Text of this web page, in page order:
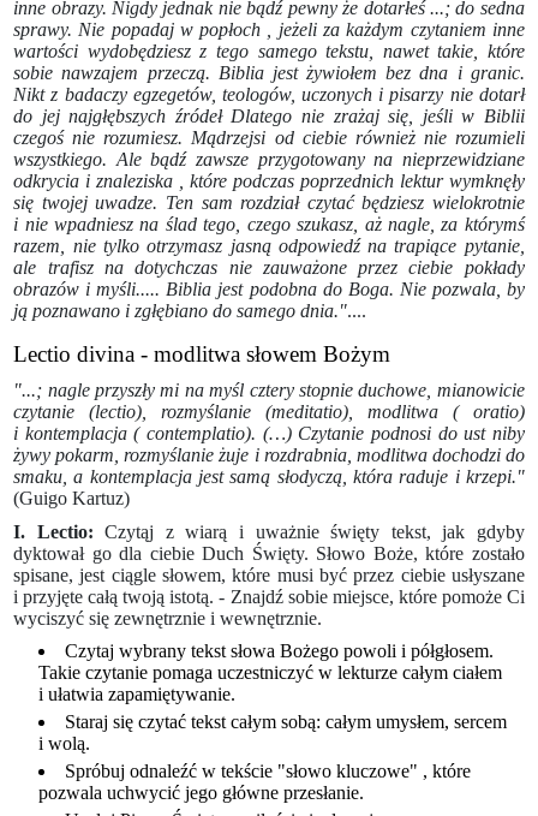
inne obrazy. Nigdy jednak nie bądź pewny że dotarłeś ...; do sedna
sprawy. Nie popadaj w popłoch , jeżeli za każdym czytaniem inne
wartości wydobędziesz z tego samego tekstu, nawet takie, które
sobie nawzajem przeczą. Biblia jest żywiołem bez dna i granic.
Nikt z badaczy egzegetów, teologów, uczonych i pisarzy nie dotarł
do jej najgłębszych źródeł Dlatego nie zrażaj się, jeśli w Biblii
czegoś nie rozumiesz. Mądrzejsi od ciebie również nie rozumieli
wszystkiego. Ale bądź zawsze przygotowany na nieprzewidziane
odkrycia i znaleziska , które podczas poprzednich lektur wymknęły
się twojej uwadze. Ten sam rozdział czytać będziesz wielokrotnie
i nie wpadniesz na ślad tego, czego szukasz, aż nagle, za którymś
razem, nie tylko otrzymasz jasną odpowiedź na trapiące pytanie,
ale trafisz na dotychczas nie zauważone przez ciebie pokłady
obrazów i myśli..... Biblia jest podobna do Boga. Nie pozwala, by
ją poznawano i zgłębiano do samego dnia."....
Lectio divina - modlitwa słowem Bożym
"...; nagle przyszły mi na myśl cztery stopnie duchowe, mianowicie
czytanie (lectio), rozmyślanie (meditatio), modlitwa ( oratio)
i kontemplacja ( contemplatio). (…) Czytanie podnosi do ust niby
żywy pokarm, rozmyślanie żuje i rozdrabnia, modlitwa dochodzi do
smaku, a kontemplacja jest samą słodyczą, która raduje i krzepi."
(Guigo Kartuz)
I. Lectio: Czytąj z wiarą i uważnie święty tekst, jak gdyby
dyktował go dla ciebie Duch Święty. Słowo Boże, które zostało
spisane, jest ciągle słowem, które musi być przez ciebie usłyszane
i przyjęte całą twoją istotą. - Znajdź sobie miejsce, które pomoże Ci
wyciszyć się zewnętrznie i wewnętrznie.
Czytaj wybrany tekst słowa Bożego powoli i półgłosem.
Takie czytanie pomaga uczestniczyć w lekturze całym ciałem
i ułatwia zapamiętywanie.
Staraj się czytać tekst całym sobą: całym umysłem, sercem
i wolą.
Spróbuj odnaleźć w tekście "słowo kluczowe" , które
pozwala uchwycić jego główne przesłanie.